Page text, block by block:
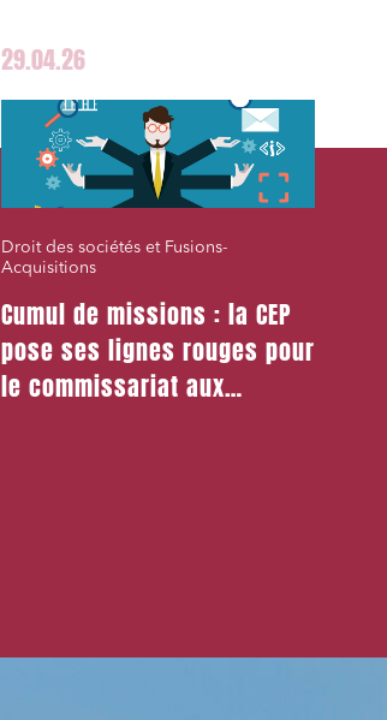
29.04.26
Droit des sociétés et Fusions-
Acquisitions
Cumul de missions : la CEP
pose ses lignes rouges pour
le commissariat aux